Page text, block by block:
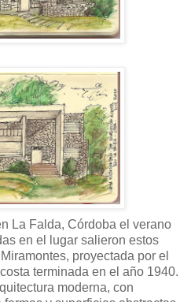
La Falda, Córdoba el verano
en el lugar salieron estos
proyectada por el
terminada en el año 1940.
moderna, con